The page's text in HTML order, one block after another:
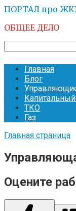
Перейти
контенту
ПОРТАЛ про
ОБЩЕЕ ДЕЛО
Главная
Блог
ТКО
Газ
Главная страница
Оцените